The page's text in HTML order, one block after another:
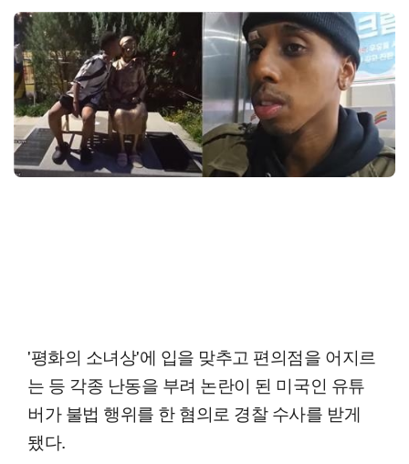
'평화의 소녀상'에 입을 맞추고 편의점을 어지르
는 등 각종 난동을 부려 논란이 된 미국인 유튜
버가 불법 행위를 한 혐의로 경찰 수사를 받게
됐다.